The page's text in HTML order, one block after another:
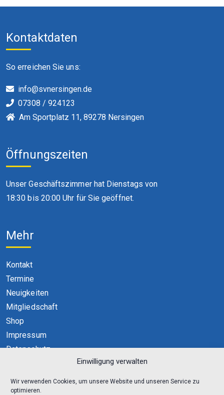
Einwilligung verwalten
Wir verwenden Cookies, um unsere Website und unseren Service zu
optimieren.
Kontaktdaten
So erreichen Sie uns:
info@svnersingen.de
07308 / 924123
Am Sportplatz 11, 89278 Nersingen
Öffnungszeiten
Unser Geschäftszimmer hat Dienstags von
18:30 bis 20:00 Uhr für Sie geöffnet.
Mehr
Kontakt
Termine
Neuigkeiten
Mitgliedschaft
Shop
Impressum
Datenschutz
Cookie-Richtlinie (EU)